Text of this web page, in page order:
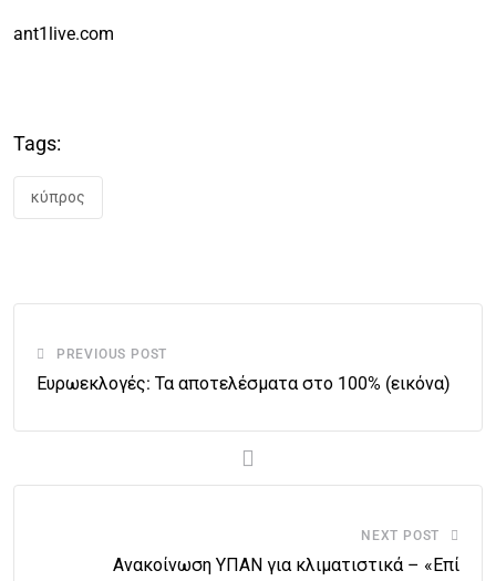
ant1live.com
Tags:
κύπρος
PREVIOUS POST
Ευρωεκλογές: Τα αποτελέσματα στο 100% (εικόνα)
NEXT POST
Ανακοίνωση ΥΠΑΝ για κλιματιστικά – «Επί